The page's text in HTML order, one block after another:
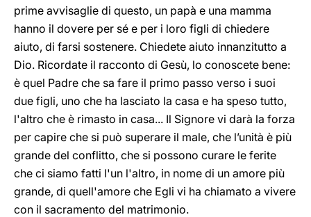
prime avvisaglie di questo, un papà e una mamma
hanno il dovere per sé e per i loro figli di chiedere
aiuto, di farsi sostenere. Chiedete aiuto innanzitutto a
Dio. Ricordate il racconto di Gesù, lo conoscete bene:
è quel Padre che sa fare il primo passo verso i suoi
due figli, uno che ha lasciato la casa e ha speso tutto,
l'altro che è rimasto in casa... Il Signore vi darà la forza
per capire che si può superare il male, che l’unità è più
grande del conflitto, che si possono curare le ferite
che ci siamo fatti l'un l'altro, in nome di un amore più
grande, di quell'amore che Egli vi ha chiamato a vivere
con il sacramento del matrimonio.